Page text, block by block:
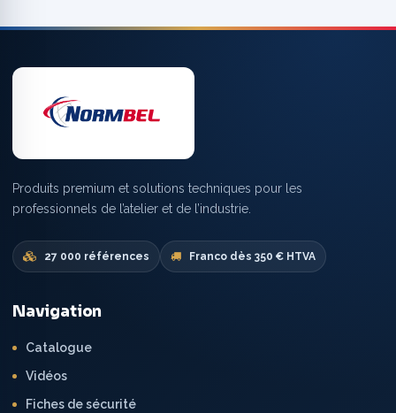
Produits premium et solutions techniques pour les
professionnels de l’atelier et de l’industrie.
27 000 références Franco dès 350 € HTVA
Navigation
Catalogue
Vidéos
Fiches de sécurité